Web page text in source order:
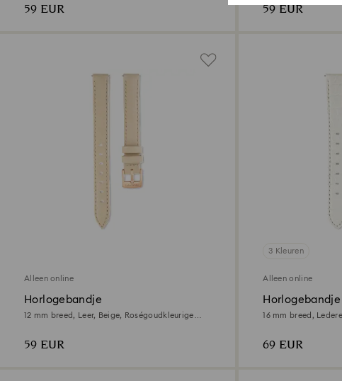
59 EUR 59 EUR
Alleen online
Horlogebandje
12 mm breed, Leer, Beige, Roségoudkleurige
59 EUR
3 Kleuren
Alleen online
Horlogebandje
16 mm breed,
69 EUR